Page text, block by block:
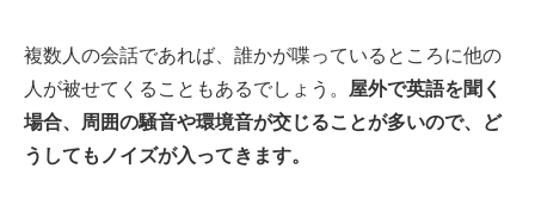
複数人の会話であれば、誰かが喋っているところに他の
人が被せてくることもあるでしょう。 屋外で英語を聞く
場合、周囲の騒音や環境音が交じることが多いので、ど
うしてもノイズが入ってきます。